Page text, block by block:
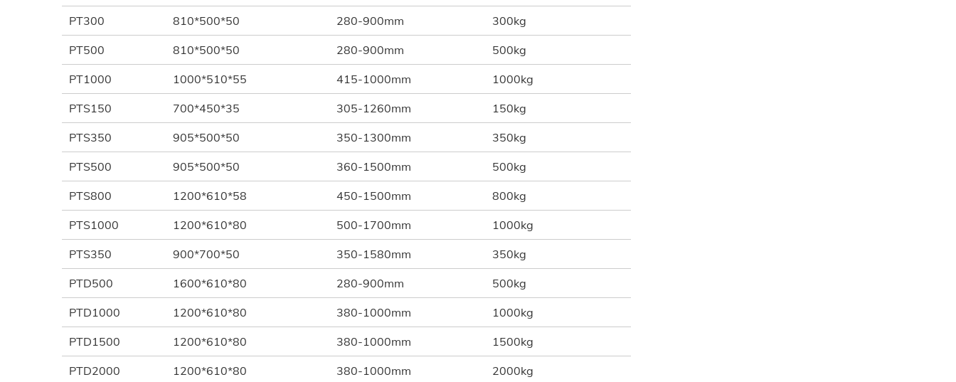
PT300 810*500*50 280-900mm 300kg
PT500 810*500*50 280-900mm 500kg
PT1000 1000*510*55 415-1000mm 1000kg
PTS150 700*450*35 305-1260mm 150kg
PTS350 905*500*50 350-1300mm 350kg
PTS500 905*500*50 360-1500mm 500kg
PTS800 1200*610*58 450-1500mm 800kg
PTS1000 1200*610*80 500-1700mm 1000kg
PTS350 900*700*50 350-1580mm 350kg
PTD500 1600*610*80 280-900mm 500kg
PTD1000 1200*610*80 380-1000mm 1000kg
PTD1500 1200*610*80 380-1000mm 1500kg
PTD2000 1200*610*80 380-1000mm 2000kg